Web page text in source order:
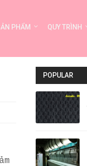
PHẨM QUY TRÌNH
POPULAR